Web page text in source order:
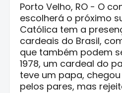
Porto Velho, RO - O
escolherá o próximo
Católica tem a
cardeais do Brasil,
que também podem
1978, um cardeal do
teve um papa,
pelos pares, mas